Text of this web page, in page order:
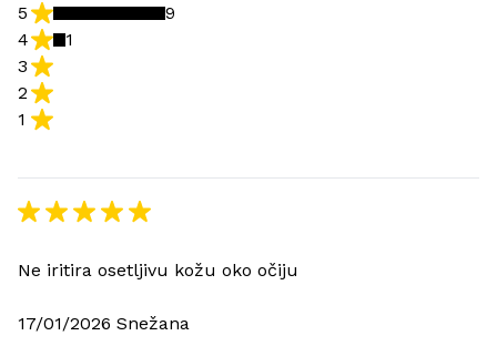
1
2
3
4 1
5 9
Ne iritira osetljivu kožu oko očiju
17/01/2026 Snežana